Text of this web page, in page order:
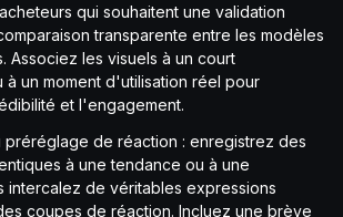
qui souhaitent une validation
transparente entre les modèles
Associez les visuels à un court
à un moment d'utilisation réel pour
et l'engagement.
préréglage de réaction : enregistrez des
à une tendance ou à une
intercalez de véritables expressions
coupes de réaction. Incluez une brève